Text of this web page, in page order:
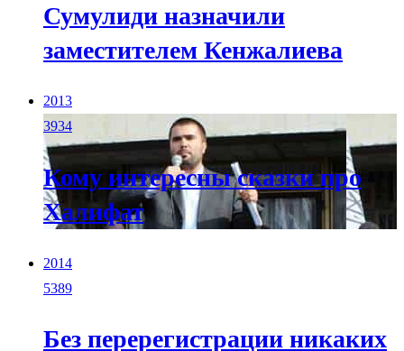
Сумулиди назначили
заместителем Кенжалиева
2013
3934
Кому интересны сказки про
Халифат
2014
5389
Без перерегистрации никаких